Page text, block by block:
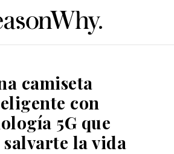
camiseta
con
5G que
salvarte la vida